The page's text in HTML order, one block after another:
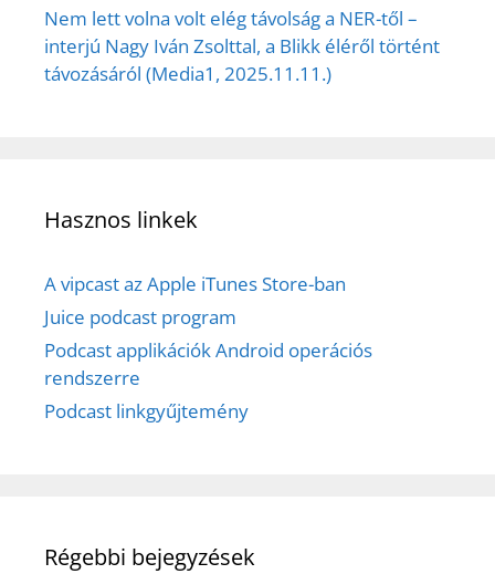
Nem lett volna volt elég távolság a NER-től –
interjú Nagy Iván Zsolttal, a Blikk éléről történt
távozásáról (Media1, 2025.11.11.)
Hasznos linkek
A vipcast az Apple iTunes Store-ban
Juice podcast program
Podcast applikációk Android operációs
rendszerre
Podcast linkgyűjtemény
Régebbi bejegyzések